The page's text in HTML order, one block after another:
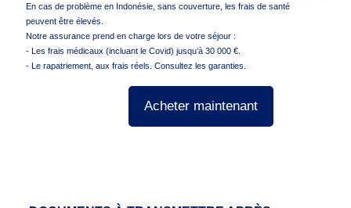
En cas de problème en Indonésie, sans couverture, les frais de santé
peuvent être élevés.
Notre assurance prend en charge lors de votre séjour :
- Les frais médicaux (incluant le Covid) jusqu’à 30 000 €.
- Le rapatriement, aux frais réels. Consultez les garanties.
Acheter maintenant